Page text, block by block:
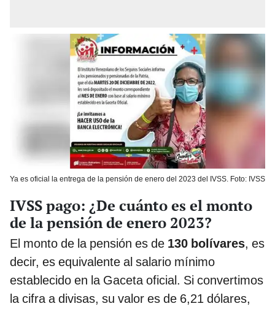
Ya es oficial la entrega de la pensión de enero del 2023 del IVSS. Foto: IVSS
IVSS pago: ¿De cuánto es el monto
de la pensión de enero 2023?
El monto de la pensión es de 130 bolívares, es
decir, es equivalente al salario mínimo
establecido en la Gaceta oficial. Si convertimos
la cifra a divisas, su valor es de 6,21 dólares,